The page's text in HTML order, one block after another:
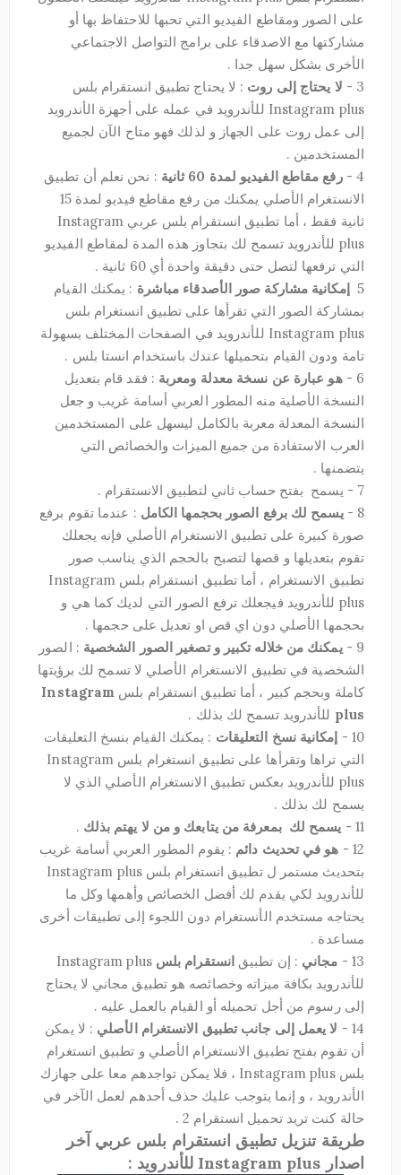
على الصور ومقاطع الفيديو التي تحبها للاحتفاظ بها أو
مشاركتها مع الاصدقاء على برامج التواصل الاجتماعي
الأخرى بشكل سهل جدا .
3 -
لا يحتاج إلى روت : لا يحتاج تطبيق انستقرام بلس
Instagram plus للأندرويد في عمله على أجهزة الأندرويد
إلى عمل روت على الجهاز و لذلك فهو متاح الآن لجميع
المستخدمين .
4 -
رفع مقاطع الفيديو لمدة 60 ثانية
: نحن نعلم أن تطبيق
الانستغرام الأصلي يمكنك من رفع مقاطع فيديو لمدة 15
ثانية فقط ، أما تطبيق انستقرام بلس عربي Instagram
plus للأندرويد تسمح لك بتجاوز هذه المدة لمقاطع الفيديو
التي ترفعها لتصل حتى دقيقة واحدة أي 60 ثانية .
5 إمكانية مشاركة صور الأصدقاء مباشرة : يمكنك القيام
بمشاركة الصور التي تقرأها على تطبيق انستغرام بلس
Instagram plus للأندرويد في الصفحات المختلف بسهولة
تامة ودون القيام بتحميلها عندك باستخدام انستا بلس .
6 -
هو عبارة عن نسخة معدلة ومعربة : فقد قام بتعديل
النسخة الأصلية منه المطور العربي أسامة غريب و جعل
النسخة المعدلة معربة بالكامل ليسهل على المستخدمين
العرب الاستفادة من جميع الميزات والخصائص التي
يتضمنها .
7 - يسمح بفتح حساب ثاني لتطبيق الانستقرام .
8 -
يسمح لك برفع الصور بحجمها الكامل : عندما تقوم برفع
صورة كبيرة على تطبيق الانستغرام الأصلي فإنه يجعلك
تقوم بتعديلها و قصها لتصبح بالحجم الذي يناسب صور
تطبيق الانستغرام ، أما تطبيق انستقرام بلس Instagram
plus للأندرويد فيجعلك ترفع الصور التي لديك كما هي و
بحجمها الأصلي دون اي قص او تعديل على حجمها .
9 -
يمكنك من خلاله تكبير و تصغير الصور الشخصية : الصور
الشخصية في تطبيق الانستغرام الأصلي لا تسمح لك برؤيتها
كاملة وبحجم كبير ، أما تطبيق انستقرام بلس Instagram
plus للأندرويد تسمح لك بذلك .
10 -
إمكانية نسخ التعليقات : يمكنك القيام بنسخ التعليقات
التي تراها وتقرأها على تطبيق انستغرام بلس Instagram
plus للأندرويد بعكس تطبيق الانستغرام الأصلي الذي لا
يسمح لك بذلك .
11 -
يسمح لك بمعرفة من يتابعك و من لا يهتم بذلك .
12 -
هو في تحديث دائم : يقوم المطور العربي أسامة غريب
بتحديث مستمر ل تطبيق انستغرام بلس Instagram plus
للأندرويد لكي يقدم لك أفضل الخصائص وأهمها وكل ما
يحتاجه مستخدم الأنستغرام دون اللجوء إلى تطبيقات أخرى
مساعدة .
13 -
مجاني : إن تطبيق انستقرام بلس Instagram plus
للأندرويد بكافة ميزاته وخصائصه هو تطبيق مجاني لا يحتاج
إلى رسوم من أجل تحميله أو القيام بالعمل عليه .
14 -
لا يعمل إلى جانب تطبيق الانستغرام الأصلي : لا يمكن
أن تقوم بفتح تطبيق الانستغرام الأصلي و تطبيق انستغرام
بلس Instagram plus ، فلا يمكن تواجدهم معا على جهازك
الأندرويد ، و إنما يتوجب عليك حذف أحدهم لعمل الآخر في
حالة كنت تريد تحميل انستقرام 2 .
طريقة تنزيل تطبيق انستقرام بلس عربي آخر
اصدار Instagram plus للأندرويد :